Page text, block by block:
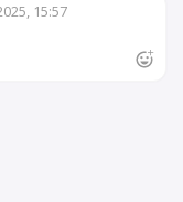
15:57